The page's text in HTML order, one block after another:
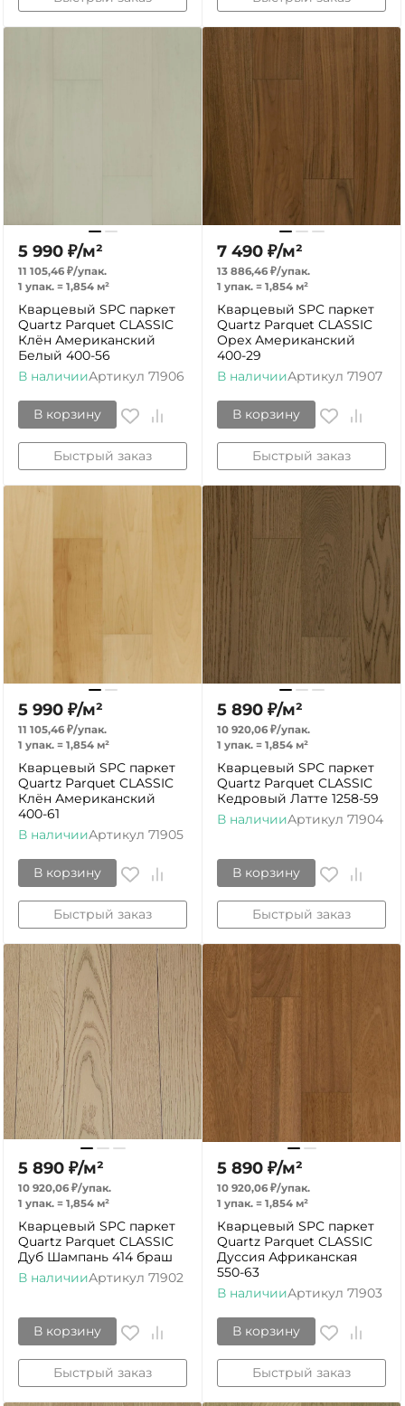
5 990 ₽/м²
11 105,46 ₽/упак.
1 упак. = 1,854 м²
Кварцевый SPC паркет
Quartz Parquet CLASSIC
Клён Американский
Белый 400-56
В наличииАртикул 71906
В корзину
Быстрый заказ
7 490 ₽/м²
13 886,46 ₽/упак.
1 упак. = 1,854 м²
Кварцевый SPC паркет
Quartz Parquet CLASSIC
Орех Американский
400-29
В наличииАртикул 71907
В корзину
Быстрый заказ
5 990 ₽/м²
11 105,46 ₽/упак.
1 упак. = 1,854 м²
Кварцевый SPC паркет
Quartz Parquet CLASSIC
Клён Американский
400-61
В наличииАртикул 71905
В корзину
Быстрый заказ
5 890 ₽/м²
10 920,06 ₽/упак.
1 упак. = 1,854 м²
Кварцевый SPC паркет
Quartz Parquet CLASSIC
Кедровый Латте 1258-59
В наличииАртикул 71904
В корзину
Быстрый заказ
5 890 ₽/м²
10 920,06 ₽/упак.
1 упак. = 1,854 м²
Кварцевый SPC паркет
Quartz Parquet CLASSIC
Дуб Шампань 414 браш
В наличииАртикул 71902
В корзину
Быстрый заказ
5 890 ₽/м²
10 920,06 ₽/упак.
1 упак. = 1,854 м²
Кварцевый SPC паркет
Quartz Parquet CLASSIC
Дуссия Африканская
550-63
В наличииАртикул 71903
В корзину
Быстрый заказ